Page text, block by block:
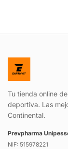
Tu tienda online
deportiva. Las
Continental.
Prevpharma
NIF: 515978221